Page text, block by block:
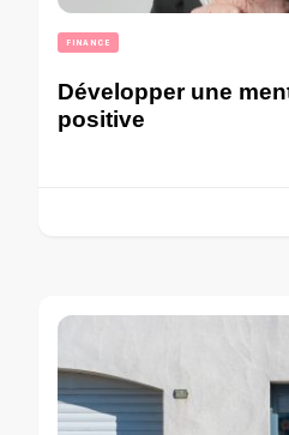
FINANCE
Développer une
positive